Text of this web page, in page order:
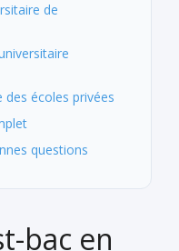
de
écoles privées
questions
bac en